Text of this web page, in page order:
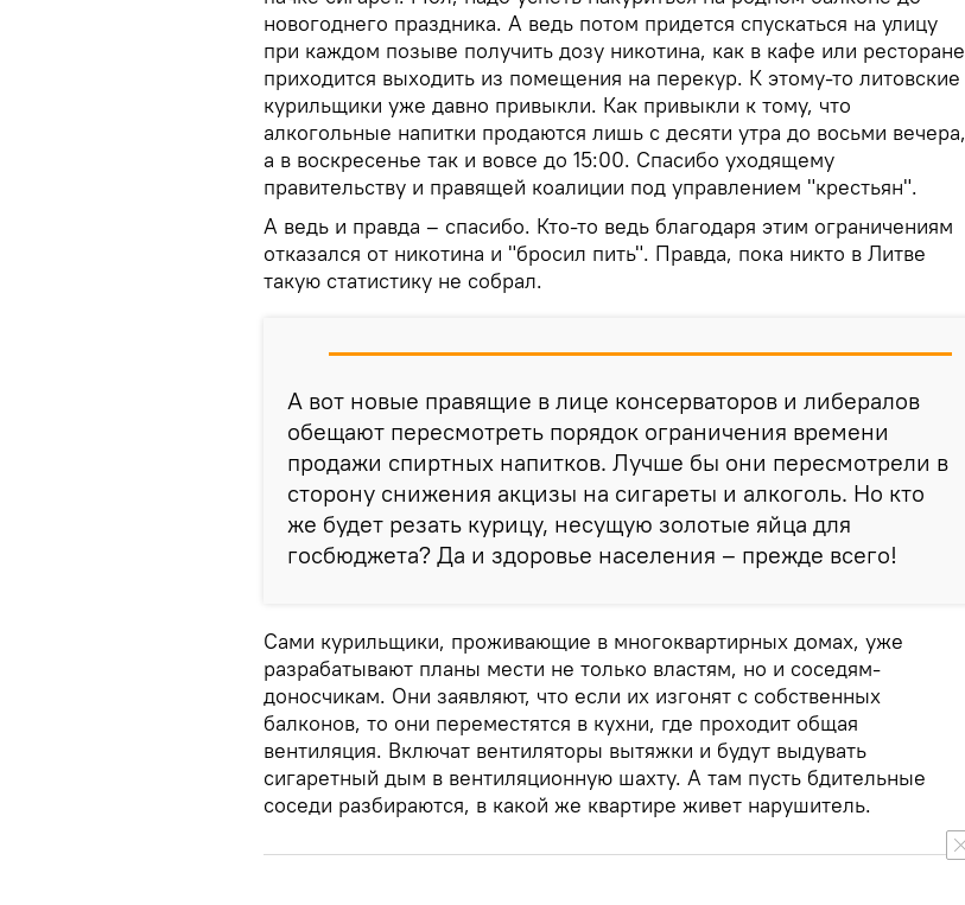
новогоднего праздника. А ведь потом придется спускаться на улицу
при каждом позыве получить дозу никотина, как в кафе или ресторане
приходится выходить из помещения на перекур. К этому-то литовские
курильщики уже давно привыкли. Как привыкли к тому, что
алкогольные напитки продаются лишь с десяти утра до восьми вечера,
а в воскресенье так и вовсе до 15:00. Спасибо уходящему
правительству и правящей коалиции под управлением "крестьян".
А ведь и правда – спасибо. Кто-то ведь благодаря этим ограничениям
отказался от никотина и "бросил пить". Правда, пока никто в Литве
такую статистику не собрал.
А вот новые правящие в лице консерваторов и либералов
обещают пересмотреть порядок ограничения времени
продажи спиртных напитков. Лучше бы они пересмотрели в
сторону снижения акцизы на сигареты и алкоголь. Но кто
же будет резать курицу, несущую золотые яйца для
госбюджета? Да и здоровье населения – прежде всего!
Сами курильщики, проживающие в многоквартирных домах, уже
разрабатывают планы мести не только властям, но и соседям-
доносчикам. Они заявляют, что если их изгонят с собственных
балконов, то они переместятся в кухни, где проходит общая
вентиляция. Включат вентиляторы вытяжки и будут выдувать
сигаретный дым в вентиляционную шахту. А там пусть бдительные
соседи разбираются, в какой же квартире живет нарушитель.